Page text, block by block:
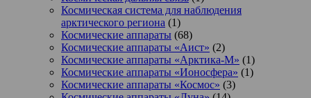
Космическая система для наблюдения
арктического региона (1)
Космические аппараты (68)
Космические аппараты «Аист» (2)
Космические аппараты «Арктика-М» (1)
Космические аппараты «Ионосфера» (1)
Космические аппараты «Космос» (3)